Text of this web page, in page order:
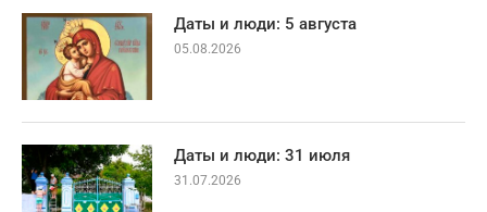
Даты и люди: 5 августа
05.08.2026
Даты и люди: 31 июля
31.07.2026